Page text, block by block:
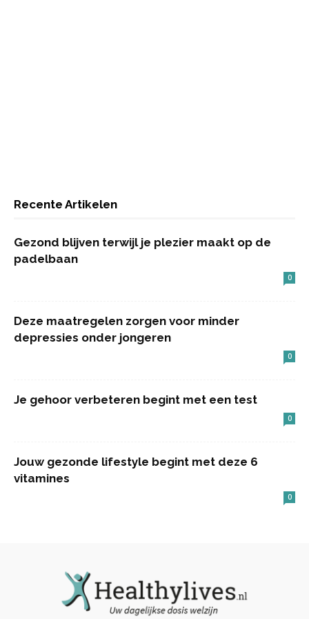
Recente Artikelen
Gezond blijven terwijl je plezier maakt op de
padelbaan
0
Deze maatregelen zorgen voor minder
depressies onder jongeren
0
Je gehoor verbeteren begint met een test
0
Jouw gezonde lifestyle begint met deze 6
vitamines
0